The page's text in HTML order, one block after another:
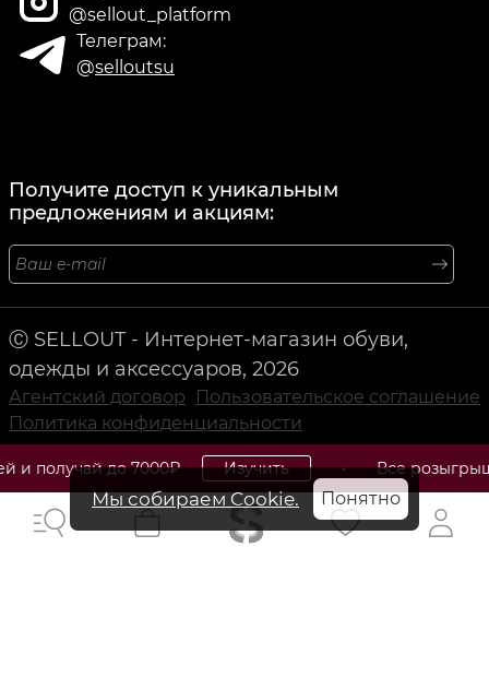
7000₽ Изучить • Все розыгрыши, скидки и
@sellout_platform
Телеграм:
@selloutsu
Получите доступ к уникальным
предложениям и акциям:
Ⓒ SELLOUT - Интернет-магазин обуви,
одежды и аксессуаров, 2026
Агентский договор
Пользовательское соглашение
Политика конфиденциальности
Givenchy: Французский модный дом с богатым
наследием и роскошным стилем.
Givenchy - это французский модный дом, основанный
Хьюбертом де Живанши в 1952 году, который с тех пор
Мы собираем Cookie. Понятно